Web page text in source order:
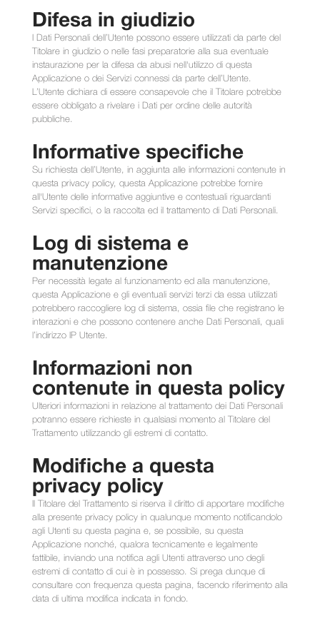
Difesa in giudizio
I Dati Personali dell’Utente possono essere utilizzati da parte del
Titolare in giudizio o nelle fasi preparatorie alla sua eventuale
instaurazione per la difesa da abusi nell'utilizzo di questa
Applicazione o dei Servizi connessi da parte dell’Utente.
L’Utente dichiara di essere consapevole che il Titolare potrebbe
essere obbligato a rivelare i Dati per ordine delle autorità
pubbliche.
Informative specifiche
Su richiesta dell’Utente, in aggiunta alle informazioni contenute in
questa privacy policy, questa Applicazione potrebbe fornire
all'Utente delle informative aggiuntive e contestuali riguardanti
Servizi specifici, o la raccolta ed il trattamento di Dati Personali.
Log di sistema e
manutenzione
Per necessità legate al funzionamento ed alla manutenzione,
questa Applicazione e gli eventuali servizi terzi da essa utilizzati
potrebbero raccogliere log di sistema, ossia file che registrano le
interazioni e che possono contenere anche Dati Personali, quali
l’indirizzo IP Utente.
Informazioni non
contenute in questa policy
Ulteriori informazioni in relazione al trattamento dei Dati Personali
potranno essere richieste in qualsiasi momento al Titolare del
Trattamento utilizzando gli estremi di contatto.
Modifiche a questa
privacy policy
Il Titolare del Trattamento si riserva il diritto di apportare modifiche
alla presente privacy policy in qualunque momento notificandolo
agli Utenti su questa pagina e, se possibile, su questa
Applicazione nonché, qualora tecnicamente e legalmente
fattibile, inviando una notifica agli Utenti attraverso uno degli
estremi di contatto di cui è in possesso. Si prega dunque di
consultare con frequenza questa pagina, facendo riferimento alla
data di ultima modifica indicata in fondo.